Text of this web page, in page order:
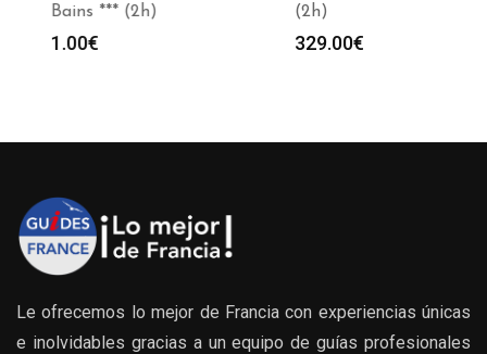
Bains *** (2h)
1.00€
(2h)
329.00€
Le ofrecemos lo mejor de Francia con experiencias únicas
e inolvidables gracias a un equipo de guías profesionales